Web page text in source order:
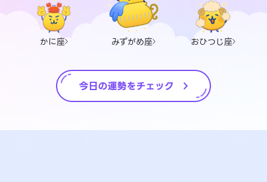
かに座 みずがめ座 おひつじ座